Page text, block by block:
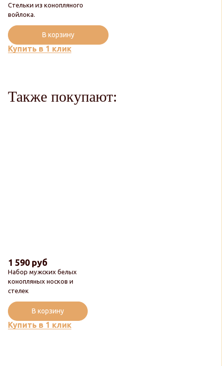
Популярный
Стельки из конопляного
войлока.
Купить в 1 клик
В корзину
Также покупают:
Набор мужских белых
конопляных носков и
стелек
1 590 руб
Купить в 1 клик
В корзину